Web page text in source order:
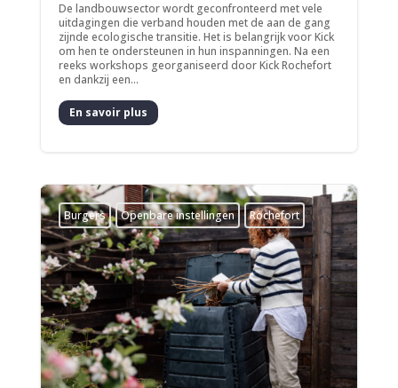
De landbouwsector wordt geconfronteerd met vele
uitdagingen die verband houden met de aan de gang
zijnde ecologische transitie. Het is belangrijk voor Kick
om hen te ondersteunen in hun inspanningen. Na een
reeks workshops georganiseerd door Kick Rochefort
en dankzij een...
En savoir plus
Burgers ­Openbare instellingen Rochefort